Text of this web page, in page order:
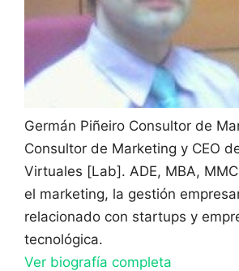
Germán Piñeiro Consultor de
Consultor de Marketing y CEO
Virtuales [Lab]. ADE, MBA,
el marketing, la gestión
relacionado con startups y
tecnológica.
Ver biografía completa